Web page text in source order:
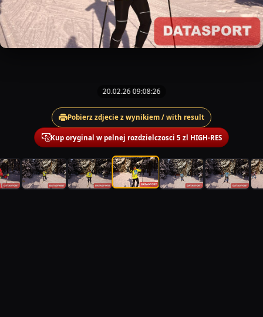
20.02.26 09:08:26
Pobierz zdjecie z wynikiem / with result
Kup oryginal w pelnej rozdzielczosci 5 zl HIGH-RES